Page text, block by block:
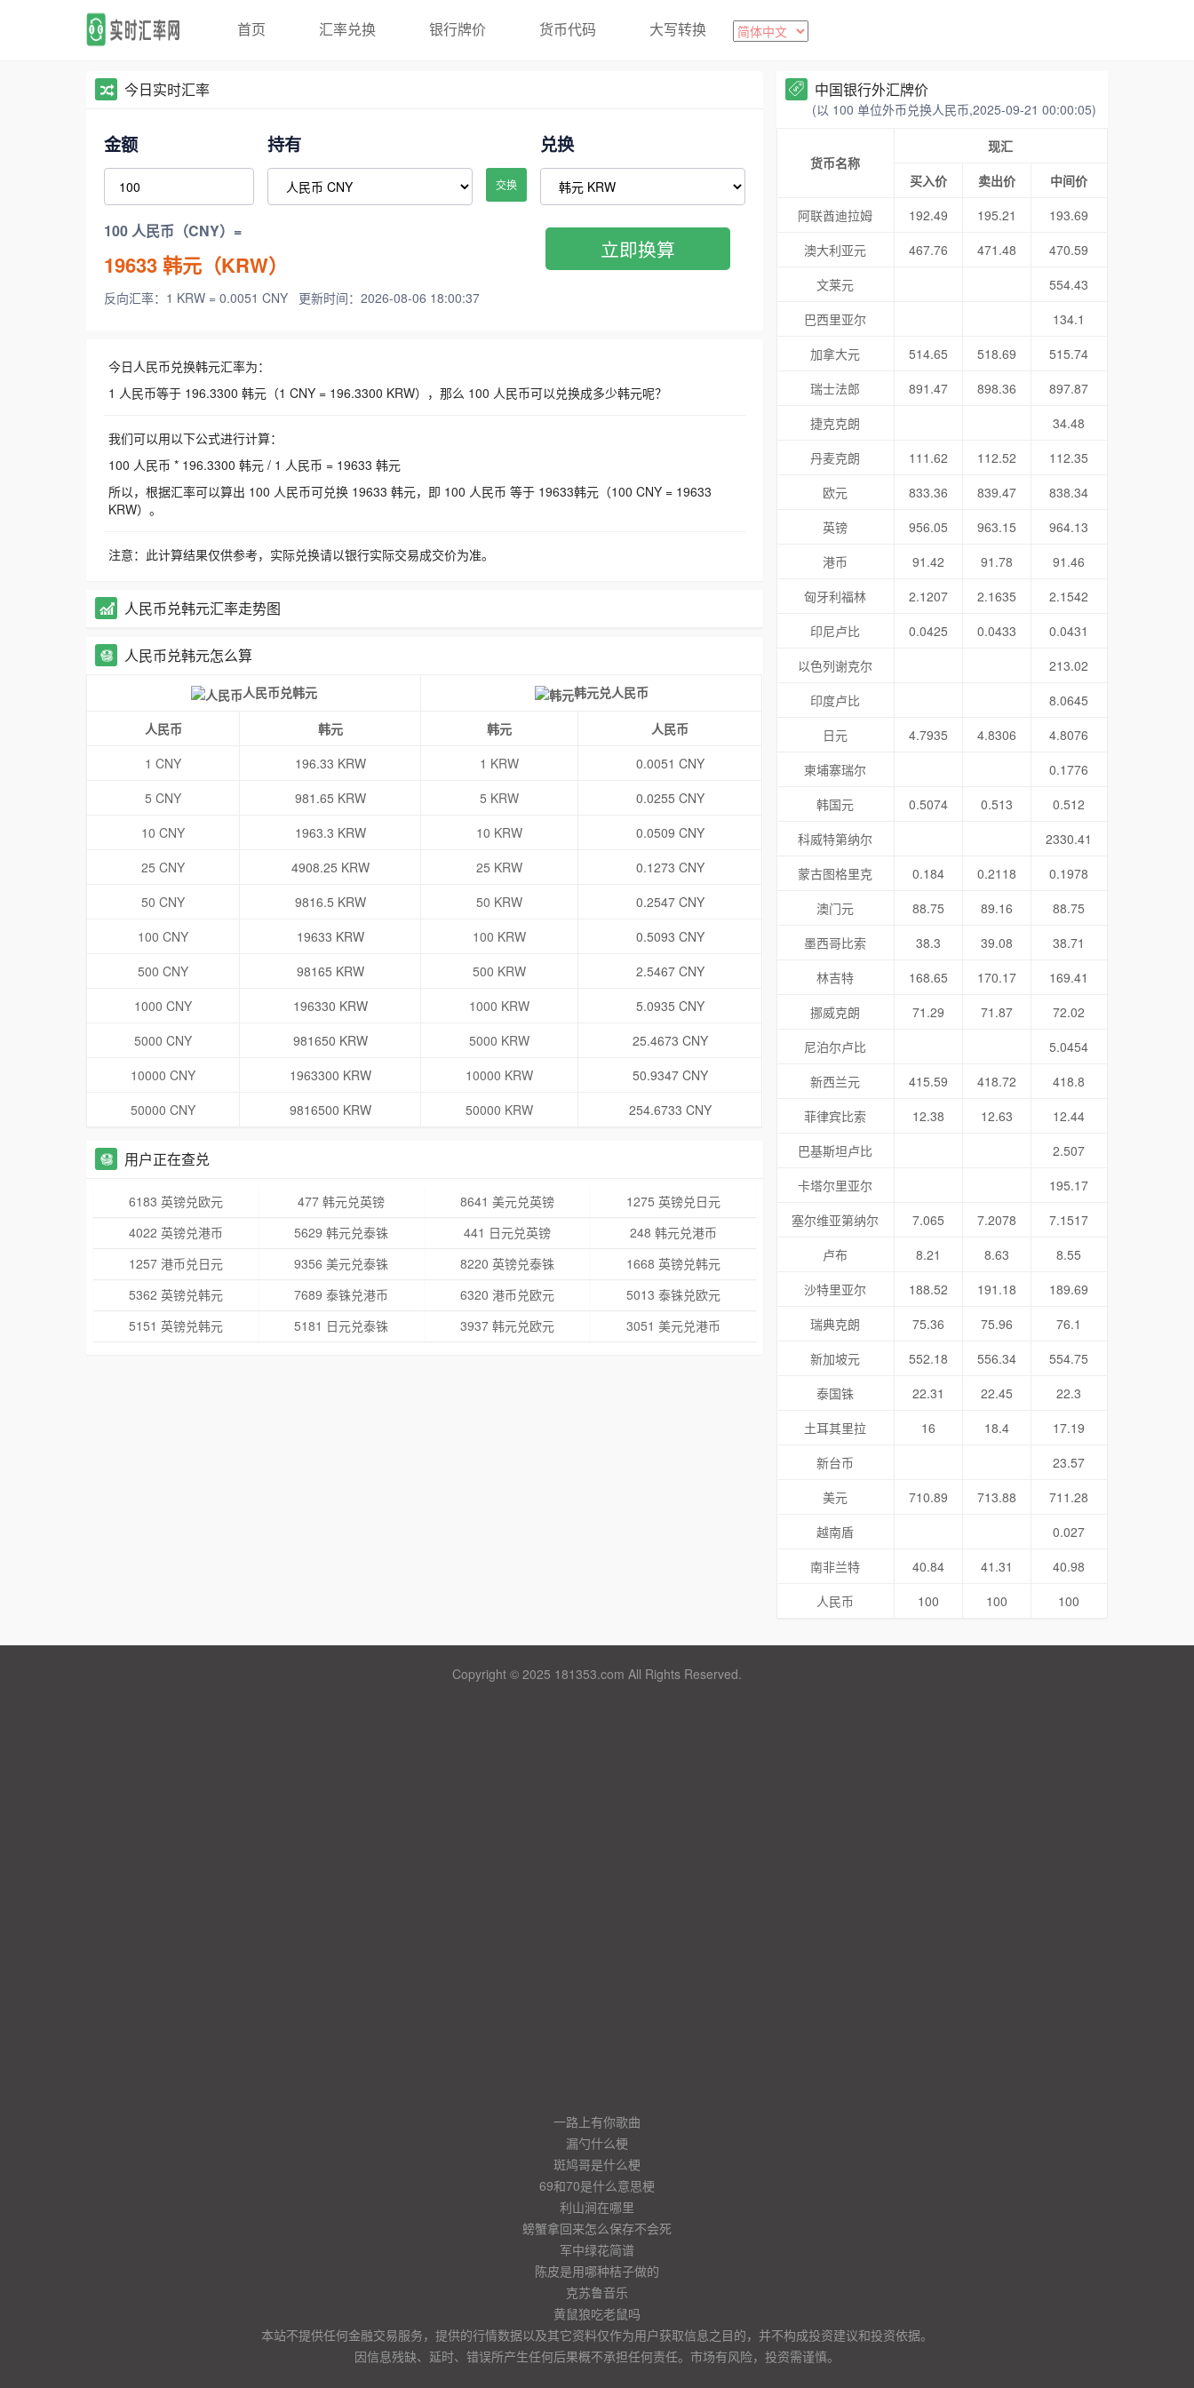
首页 汇率兑换 银行牌价 货币代码 大写转换
今日实时汇率
金额 持有
交换
兑换
100 人民币（CNY）=
19633韩元（KRW）
反向汇率：1 KRW = 0.0051 CNY 更新时间：2026-08-06 18:00:37
立即换算
今日人民币兑换韩元汇率为：
1 人民币等于 196.3300 韩元（1 CNY = 196.3300 KRW），那么 100 人民币可以兑换成多少韩元呢？
我们可以用以下公式进行计算：
100 人民币 * 196.3300 韩元 / 1 人民币 = 19633 韩元
所以，根据汇率可以算出 100 人民币可兑换 19633 韩元，即 100 人民币 等于 19633韩元（100 CNY = 19633
KRW）。
注意：此计算结果仅供参考，实际兑换请以银行实际交易成交价为准。
人民币兑韩元汇率走势图
人民币兑韩元怎么算
人民币兑韩元 韩元兑人民币
人民币 韩元 韩元
人民币
1 CNY
196.33 KRW 1 KRW
0.0051 CNY
5 CNY
981.65 KRW 5 KRW
0.0255 CNY
10 CNY
1963.3 KRW 10 KRW
0.0509 CNY
25 CNY
4908.25 KRW 25 KRW
0.1273 CNY
50 CNY
9816.5 KRW 50 KRW
0.2547 CNY
100 CNY
19633 KRW 100 KRW
0.5093 CNY
500 CNY
98165 KRW 500 KRW
2.5467 CNY
1000 CNY
196330 KRW 1000 KRW
5.0935 CNY
5000 CNY
981650 KRW 5000 KRW
25.4673 CNY
10000 CNY
1963300 KRW 10000 KRW
50.9347 CNY
50000 CNY
9816500 KRW 50000 KRW 254.6733 CNY
用户正在查兑
6183 英镑兑欧元 477 韩元兑英镑 8641 美元兑英镑
1275 英镑兑日元
4022 英镑兑港币
5629 韩元兑泰铢 441 日元兑英镑
248 韩元兑港币
1257 港币兑日元
9356 美元兑泰铢 8220 英镑兑泰铢
1668 英镑兑韩元
5362 英镑兑韩元
7689 泰铢兑港币 6320 港币兑欧元
5013 泰铢兑欧元
5151 英镑兑韩元
5181 日元兑泰铢 3937 韩元兑欧元 3051 美元兑港币
中国银行外汇牌价
(以 100 单位外币兑换人民币,2025-09-21 00:00:05)
货币名称
现汇
买入价
卖出价
中间价
阿联酋迪拉姆
192.49 195.21
193.69
澳大利亚元
467.76 471.48
470.59
文莱元
554.43
巴西里亚尔
134.1
加拿大元
514.65 518.69
515.74
瑞士法郎
891.47 898.36
897.87
捷克克朗
34.48
丹麦克朗
111.62 112.52
112.35
欧元
833.36 839.47
838.34
英镑
956.05 963.15
964.13
港币
91.42 91.78
91.46
匈牙利福林
2.1207 2.1635
2.1542
印尼卢比
0.0425 0.0433
0.0431
以色列谢克尔
213.02
印度卢比
8.0645
日元
4.7935 4.8306
4.8076
柬埔寨瑞尔
0.1776
韩国元
0.5074 0.513
0.512
科威特第纳尔
2330.41
蒙古图格里克
0.184 0.2118
0.1978
澳门元
88.75 89.16
88.75
墨西哥比索
38.3 39.08
38.71
林吉特
168.65 170.17
169.41
挪威克朗
71.29 71.87
72.02
尼泊尔卢比
5.0454
新西兰元
415.59 418.72
418.8
菲律宾比索
12.38 12.63
12.44
巴基斯坦卢比
2.507
卡塔尔里亚尔
195.17
塞尔维亚第纳尔
7.065 7.2078
7.1517
卢布
8.21 8.63
8.55
沙特里亚尔
188.52 191.18
189.69
瑞典克朗
75.36 75.96
76.1
新加坡元
552.18 556.34
554.75
泰国铢
22.31 22.45
22.3
土耳其里拉
16 18.4
17.19
新台币
23.57
美元
710.89 713.88
711.28
越南盾
0.027
南非兰特
40.84 41.31
40.98
人民币
100 100 100
Copyright © 2025 181353.com All Rights Reserved.
一路上有你歌曲
漏勺什么梗
斑鸠哥是什么梗
69和70是什么意思梗
利山涧在哪里
螃蟹拿回来怎么保存不会死
军中绿花简谱
陈皮是用哪种桔子做的
克苏鲁音乐
黄鼠狼吃老鼠吗
本站不提供任何金融交易服务，提供的行情数据以及其它资料仅作为用户获取信息之目的，并不构成投资建议和投资依据。
因信息残缺、延时、错误所产生任何后果概不承担任何责任。市场有风险，投资需谨慎。